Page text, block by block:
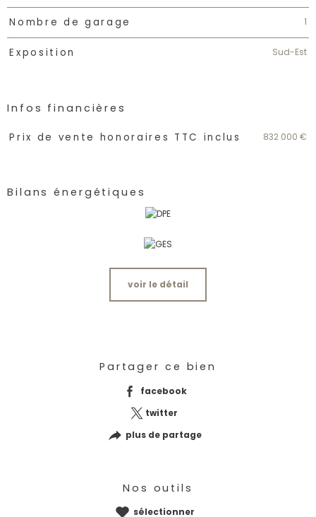
Nombre de garage 1
Exposition Sud-Est
Infos financières
Caractéristiques Valeurs
Prix de vente honoraires TTC inclus 832 000 €
Bilans énergétiques
voir le détail
Partager ce bien
facebook
twitter
plus de partage
Nos outils
sélectionner